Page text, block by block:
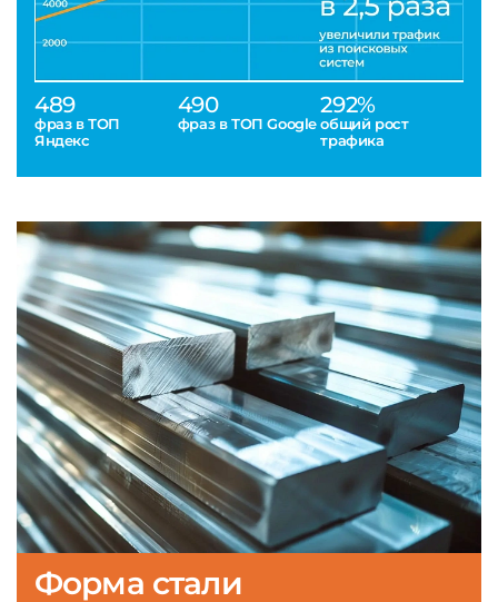
489
фраз в ТОП
Яндекс
490
фраз в ТОП Google
292%
общий рост
трафика
Форма стали